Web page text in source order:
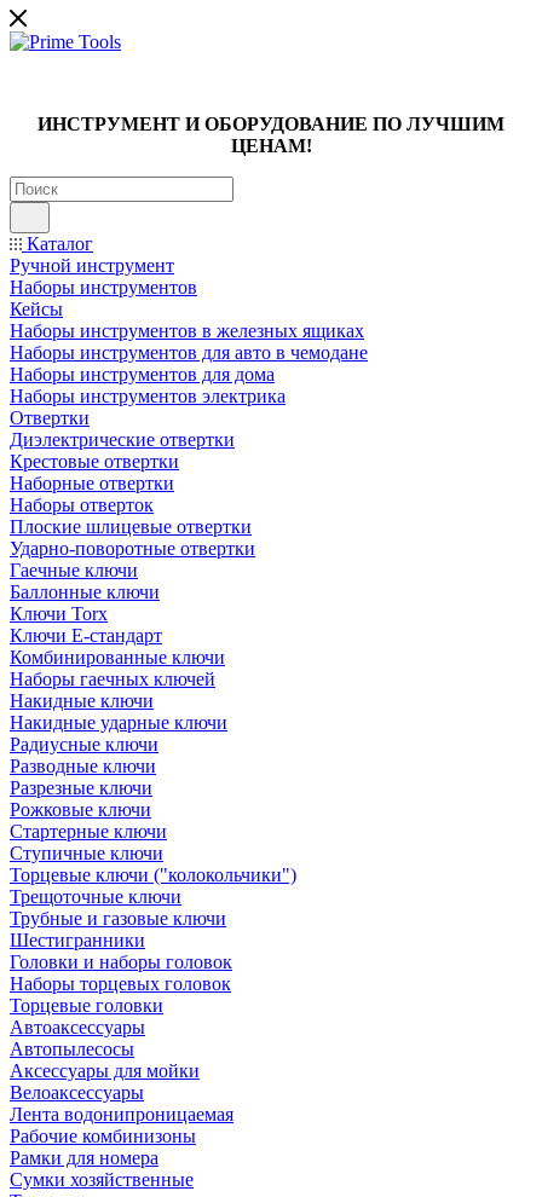
ИНСТРУМЕНТ И ОБОРУДОВАНИЕ ПО ЛУЧШИМ
ЦЕНАМ!
Каталог
Ручной инструмент
Наборы инструментов
Кейсы
Наборы инструментов в железных ящиках
Наборы инструментов для авто в чемодане
Наборы инструментов для дома
Наборы инструментов электрика
Отвертки
Диэлектрические отвертки
Крестовые отвертки
Наборные отвертки
Наборы отверток
Плоские шлицевые отвертки
Ударно-поворотные отвертки
Гаечные ключи
Баллонные ключи
Ключи Torx
Ключи Е-стандарт
Комбинированные ключи
Наборы гаечных ключей
Накидные ключи
Накидные ударные ключи
Радиусные ключи
Разводные ключи
Разрезные ключи
Рожковые ключи
Стартерные ключи
Ступичные ключи
Торцевые ключи ("колокольчики")
Трещоточные ключи
Трубные и газовые ключи
Шестигранники
Головки и наборы головок
Наборы торцевых головок
Торцевые головки
Автоаксессуары
Автопылесосы
Аксессуары для мойки
Велоаксессуары
Лента водонипроницаемая
Рабочие комбинизоны
Рамки для номера
Сумки хозяйственные